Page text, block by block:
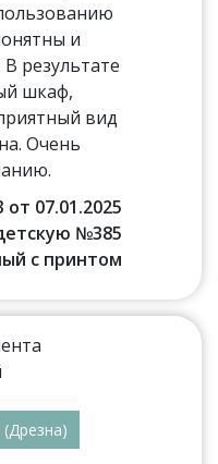
и
результате
шкаф,
вид
Очень
07.01.2025
№385
с принтом